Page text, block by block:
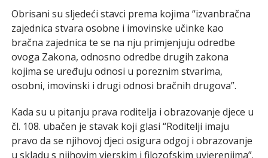
Obrisani su sljedeći stavci prema kojima “izvanbračna
zajednica stvara osobne i imovinske učinke kao
bračna zajednica te se na nju primjenjuju odredbe
ovoga Zakona, odnosno odredbe drugih zakona
kojima se uređuju odnosi u poreznim stvarima,
osobni, imovinski i drugi odnosi bračnih drugova”.
Kada su u pitanju prava roditelja i obrazovanje djece u
čl. 108. ubačen je stavak koji glasi “Roditelji imaju
pravo da se njihovoj djeci osigura odgoj i obrazovanje
u skladu s njihovim vjerskim i filozofskim uvjerenjima”.